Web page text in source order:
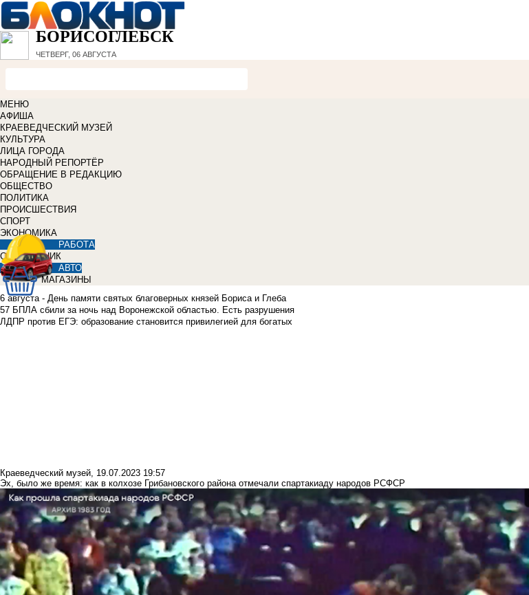
БОРИСОГЛЕБСК
ЧЕТВЕРГ, 06 АВГУСТА
МЕНЮ
АФИША
КРАЕВЕДЧЕСКИЙ МУЗЕЙ
КУЛЬТУРА
ЛИЦА ГОРОДА
НАРОДНЫЙ РЕПОРТЁР
ОБРАЩЕНИЕ В РЕДАКЦИЮ
ОБЩЕСТВО
ПОЛИТИКА
ПРОИСШЕСТВИЯ
СПОРТ
ЭКОНОМИКА
РАБОТА
СПРАВОЧНИК
АВТО
МАГАЗИНЫ
6 августа - День памяти святых благоверных князей Бориса и Глеба
57 БПЛА сбили за ночь над Воронежской областью. Есть разрушения
ЛДПР против ЕГЭ: образование становится привилегией для богатых
Краеведческий музей, 19.07.2023 19:57
Эх, было же время: как в колхозе Грибановского района отмечали спартакиаду народов РСФСР